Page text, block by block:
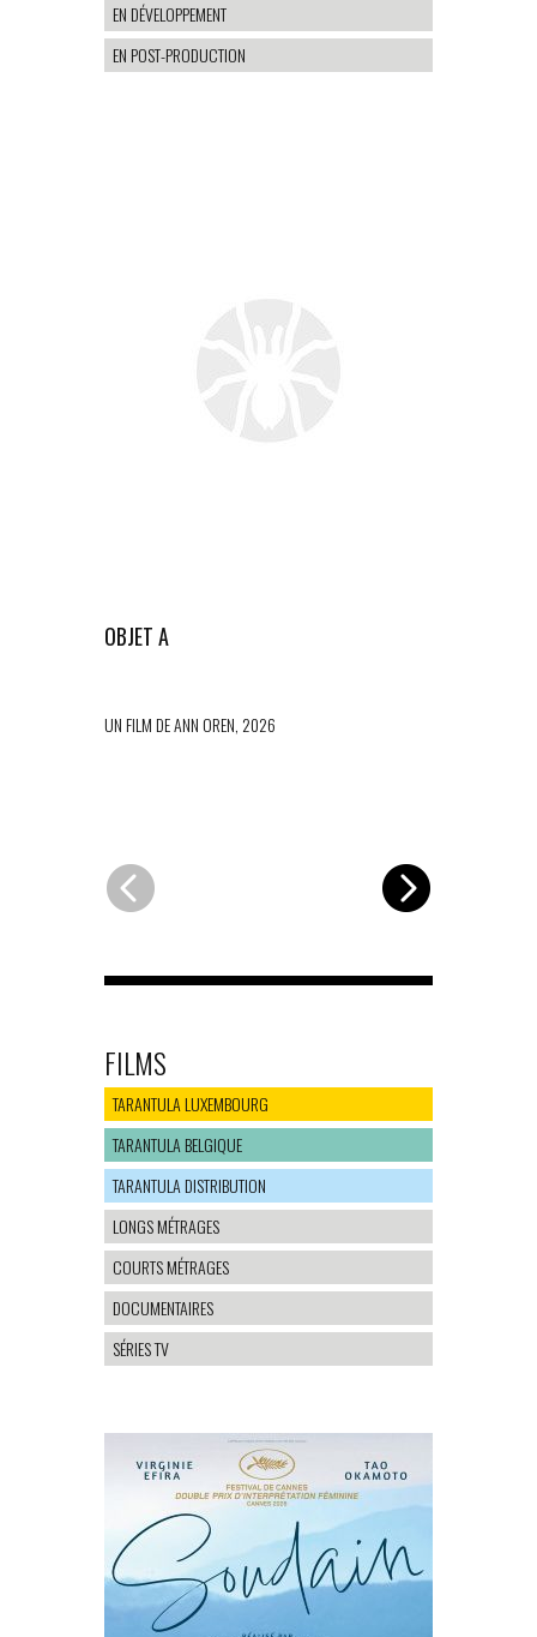
EN DÉVELOPPEMENT
EN POST-PRODUCTION
OBJET A
UN FILM DE ANN OREN, 2026
FILMS
TARANTULA LUXEMBOURG
TARANTULA BELGIQUE
TARANTULA DISTRIBUTION
LONGS MÉTRAGES
COURTS MÉTRAGES
DOCUMENTAIRES
SÉRIES TV